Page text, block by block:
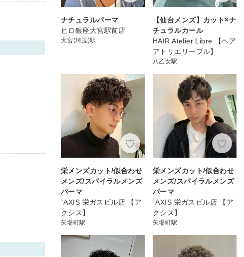
ナチュラルパーマ
ヒロ銀座大宮駅前店
大宮(埼玉)駅
【仙台メンズ】カット×ナ
チュラルカール
HAIR Atelier Libre 【ヘア
アトリエリーブル】
八乙女駅
栄メンズカット/似合わせ
メンズ/スパイラルメンズ
パーマ
`AXIS 栄ガスビル店 【ア
クシス】
矢場町駅
栄メンズカット/似合わせ
メンズ/スパイラルメンズ
パーマ
`AXIS 栄ガスビル店 【ア
クシス】
矢場町駅